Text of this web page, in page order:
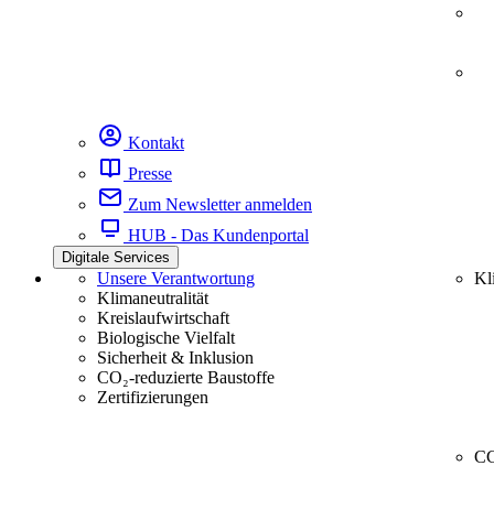
Kontakt
Presse
Zum Newsletter anmelden
HUB - Das Kundenportal
Digitale Services
Unsere Verantwortung
Klimaneutralität
Kreislaufwirtschaft
Biologische Vielfalt
Sicherheit & Inklusion
CO₂-reduzierte Baustoffe
Zertifizierungen